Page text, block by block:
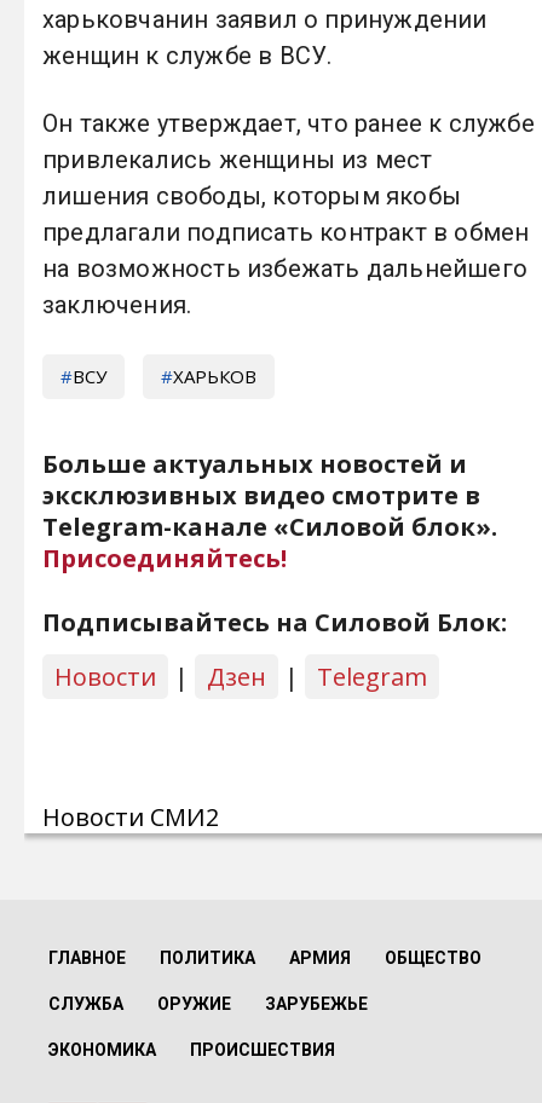
харьковчанин заявил о принуждении
женщин к службе в ВСУ.
Он также утверждает, что ранее к службе
привлекались женщины из мест
лишения свободы, которым якобы
предлагали подписать контракт в обмен
на возможность избежать дальнейшего
заключения.
ВСУ ХАРЬКОВ
Больше актуальных новостей и
эксклюзивных видео смотрите в
Telegram-канале «Силовой блок».
Присоединяйтесь!
Подписывайтесь на Силовой Блок:
Новости
| Дзен | Telegram
Новости СМИ2
ГЛАВНОЕ ПОЛИТИКА АРМИЯ ОБЩЕСТВО
СЛУЖБА ОРУЖИЕ ЗАРУБЕЖЬЕ
ЭКОНОМИКА ПРОИСШЕСТВИЯ